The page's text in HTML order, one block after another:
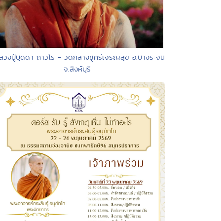
วงปู่บุดดา ถาวโร - วัดกลางชูศรีเจริญสุข อ.บางระจัน
จ.สิงห์บุรี